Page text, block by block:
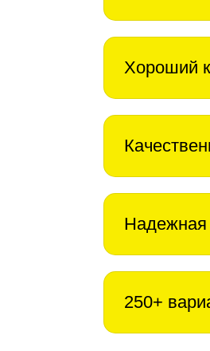
Хороший
Надежная
250+